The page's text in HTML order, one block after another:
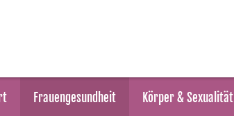
Frauengesundheit Körper & Sexualität